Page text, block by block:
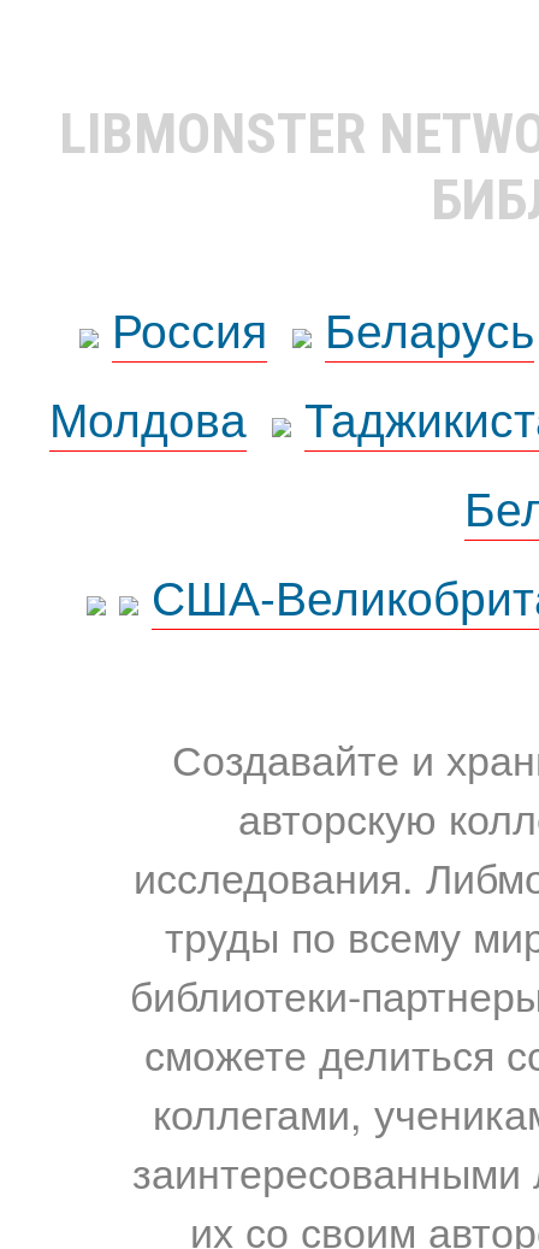
LIBMONSTER
Россия
Беларусь
Молдова
США-
Создавайте и
авторскую
исследования.
труды по всему
библиотеки-
сможете делиться
коллегами,
их со своим